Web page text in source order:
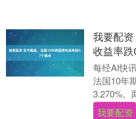
我要配
收益率
每经AI快
法国10年
3.270%。
30年期法
我要配资